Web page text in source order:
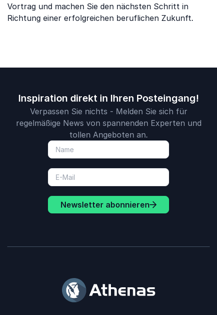
Vortrag und machen Sie den nächsten Schritt in
Richtung einer erfolgreichen beruflichen Zukunft.
Inspiration direkt in Ihren Posteingang!
Verpassen Sie nichts - Melden Sie sich für
regelmäßige News von spannenden Experten und
tollen Angeboten an.
Newsletter abonnieren